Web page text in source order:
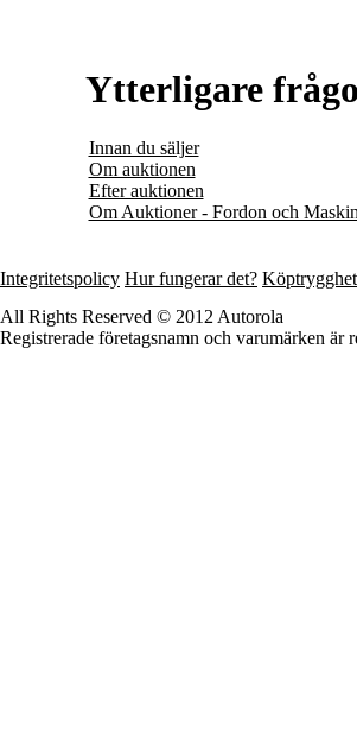
Ytterligare
Innan du säljer
Om auktionen
Efter auktionen
Om Auktioner - Fordon och
Integritetspolicy Hur fungerar det?
All Rights Reserved © 2012 Autorola
Registrerade företagsnamn och varumärken är